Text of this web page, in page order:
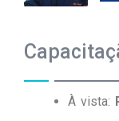
À vista: